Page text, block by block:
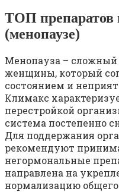
ТОП препаратов
(менопаузе)
Менопауза –
женщины, который
состоянием и
Климакс
перестройкой
система постепенно
Для поддержания
рекомендуют
негормональные
направлена на
нормализацию общего